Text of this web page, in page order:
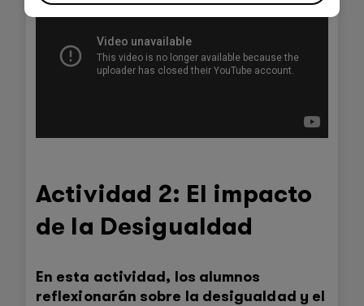
Actividad 2: El impacto
de la Desigualdad
En esta actividad, los alumnos
reflexionarán sobre la desigualdad y el